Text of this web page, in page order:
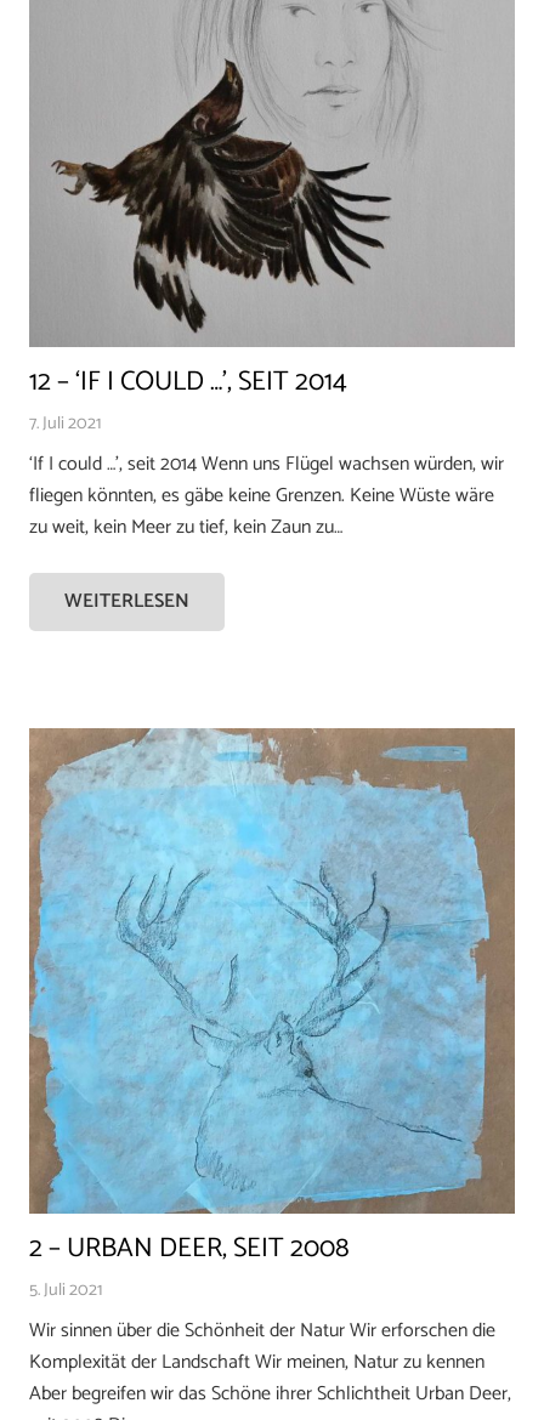
12 – ‘IF I COULD …’, SEIT 2014
7. Juli 2021
‘If I could …’, seit 2014 Wenn uns Flügel wachsen würden, wir
fliegen könnten, es gäbe keine Grenzen. Keine Wüste wäre
zu weit, kein Meer zu tief, kein Zaun zu…
WEITERLESEN
2 – URBAN DEER, SEIT 2008
5. Juli 2021
Wir sinnen über die Schönheit der Natur Wir erforschen die
Komplexität der Landschaft Wir meinen, Natur zu kennen
Aber begreifen wir das Schöne ihrer Schlichtheit Urban Deer,